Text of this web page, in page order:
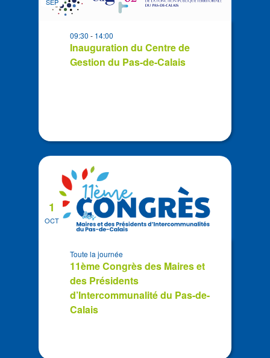
events
Photo
ViewInauguration du Centre de
Gestion du Pas-de-Calais
09:30- 14:00
OCT
1
11ème Congrès des Maires et
des Présidents
d’Intercommunalité du Pas-de-
Calais
Toute la journée